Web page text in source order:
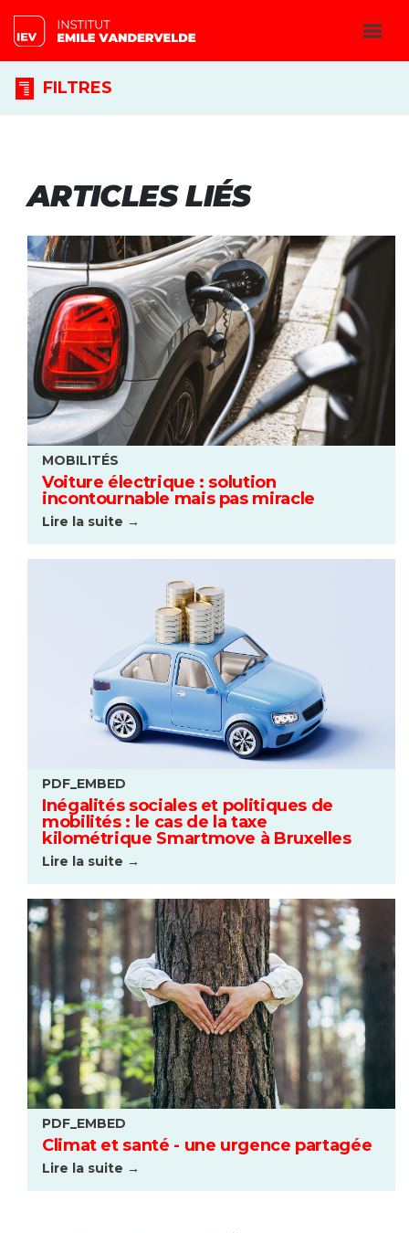
FILTRES
ARTICLES LIÉS
MOBILITÉS
Voiture électrique : solution
incontournable mais pas miracle
Lire la suite →
PDF_EMBED
Inégalités sociales et politiques de
mobilités : le cas de la taxe
kilométrique Smartmove à Bruxelles
Lire la suite →
PDF_EMBED
Climat et santé - une urgence partagée
Lire la suite →